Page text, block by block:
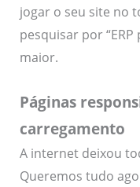
jogar o seu site no
pesquisar por
maior.
Páginas
carregamento
A internet deixou
Queremos tudo